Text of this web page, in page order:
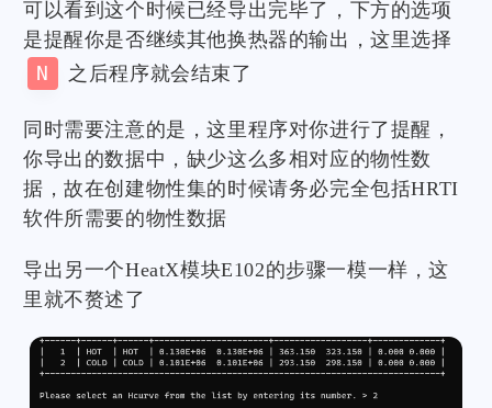
可以看到这个时候已经导出完毕了，下方的选项
是提醒你是否继续其他换热器的输出，这里选择
N
之后程序就会结束了
同时需要注意的是，这里程序对你进行了提醒，
你导出的数据中，缺少这么多相对应的物性数
据，故在创建物性集的时候请务必完全包括HRTI
软件所需要的物性数据
导出另一个HeatX模块E102的步骤一模一样，这
里就不赘述了